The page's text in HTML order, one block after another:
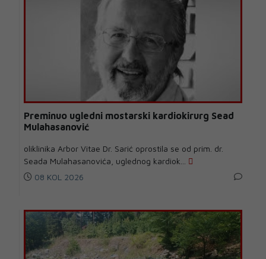
Preminuo ugledni mostarski kardiokirurg Sead
Mulahasanović
oliklinika Arbor Vitae Dr. Sarić oprostila se od prim. dr.
Seada Mulahasanovića, uglednog kardiok...
08 KOL 2026